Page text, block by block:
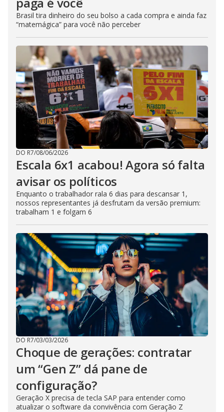
Brasil tira dinheiro do seu bolso a cada compra e ainda faz
“matemágica” para você não perceber
DO R7/08/06/2026
Escala 6x1 acabou! Agora só falta
avisar os políticos
Enquanto o trabalhador rala 6 dias para descansar 1,
nossos representantes já desfrutam da versão premium:
trabalham 1 e folgam 6
DO R7/03/03/2026
Choque de gerações: contratar
um “Gen Z” dá pane de
configuração?
Geração X precisa de tecla SAP para entender como
atualizar o software da convivência com Geração Z